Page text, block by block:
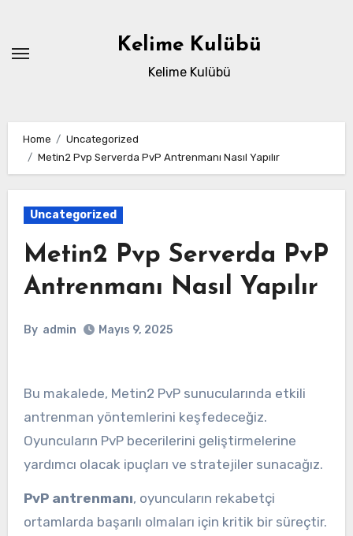
content
Kelime Kulübü
Kelime Kulübü
Home
Uncategorized
Metin2 Pvp Serverda PvP Antrenmanı Nasıl Yapılır
Uncategorized
Metin2 Pvp Serverda PvP
Antrenmanı Nasıl Yapılır
By admin Mayıs 9, 2025
Bu makalede, Metin2 PvP sunucularında etkili
antrenman yöntemlerini keşfedeceğiz.
Oyuncuların PvP becerilerini geliştirmelerine
yardımcı olacak ipuçları ve stratejiler sunacağız.
PvP antrenmanı, oyuncuların rekabetçi
ortamlarda başarılı olmaları için kritik bir süreçtir.